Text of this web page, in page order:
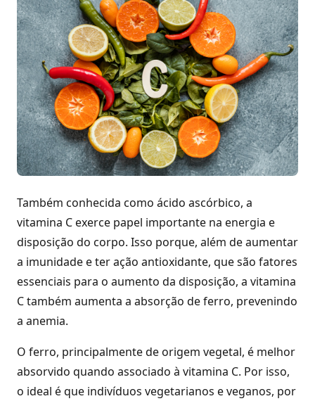
Também conhecida como ácido ascórbico, a
vitamina C exerce papel importante na energia e
disposição do corpo. Isso porque, além de aumentar
a imunidade e ter ação antioxidante, que são fatores
essenciais para o aumento da disposição, a vitamina
C também aumenta a absorção de ferro, prevenindo
a anemia.
O ferro, principalmente de origem vegetal, é melhor
absorvido quando associado à vitamina C. Por isso,
o ideal é que indivíduos vegetarianos e veganos, por